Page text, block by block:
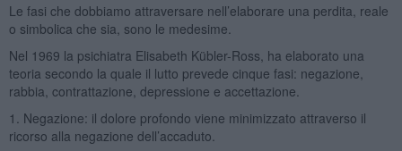
Le fasi che dobbiamo attraversare nell’elaborare una perdita, reale
o simbolica che sia, sono le medesime.
Nel 1969 la psichiatra Elisabeth Kübler-Ross, ha elaborato una
teoria secondo la quale il lutto prevede cinque fasi: negazione,
rabbia, contrattazione, depressione e accettazione.
1. Negazione: il dolore profondo viene minimizzato attraverso il
ricorso alla negazione dell’accaduto.